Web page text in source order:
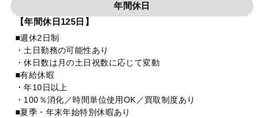
年間休日
【年間休日125日】
■週休2日制
・土日勤務の可能性あり
・休日数は月の土日祝数に応じて変動
■有給休暇
・年10日以上
・100％消化／時間単位使用OK／買取制度あり
■夏季・年末年始特別休暇あり